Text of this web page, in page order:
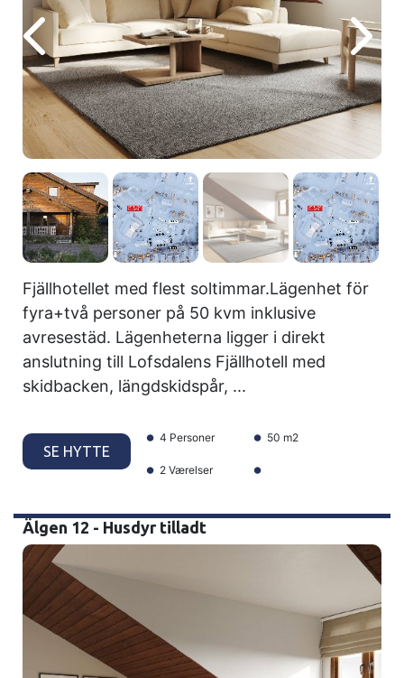
Fjällhotellet med flest soltimmar.Lägenhet för
fyra+två personer på 50 kvm inklusive
avresestäd. Lägenheterna ligger i direkt
anslutning till Lofsdalens Fjällhotell med
skidbacken, längdskidspår, ...
SE HYTTE
4 Personer 50 m2
2 Værelser
Älgen 12 - Husdyr tilladt